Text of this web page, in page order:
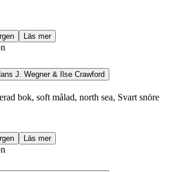
Läs mer
J. Wegner & Ilse Crawford
bok, soft målad, north sea, Svart snöre
Läs mer